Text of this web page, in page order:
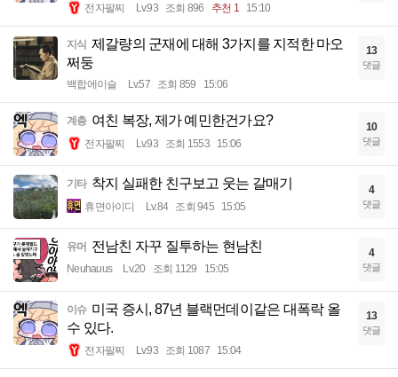
전자팔찌 Lv.93 조회 896 추천 1 15:10
지식 제갈량의 군재에 대해 3가지를 지적한 마오
쩌둥
백합에이슬 Lv.57 조회 859 15:06
13
댓글
계층 여친 복장, 제가 예민한건가요?
전자팔찌 Lv.93 조회 1553 15:06
10
댓글
기타 착지 실패한 친구보고 웃는 갈매기
휴면아이디 Lv.84 조회 945 15:05
4
댓글
유머 전남친 자꾸 질투하는 현남친
Neuhauus Lv.20 조회 1129 15:05
4
댓글
이슈 미국 증시, 87년 블랙먼데이같은 대폭락 올
수 있다.
전자팔찌 Lv.93 조회 1087 15:04
13
댓글